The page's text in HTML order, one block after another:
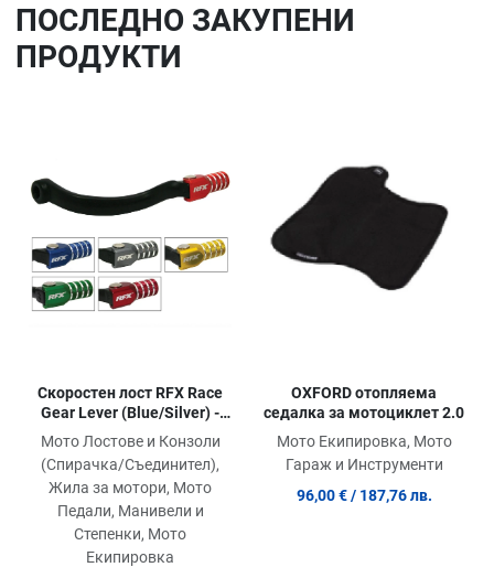
ПОСЛЕДНO ЗАКУПЕНИ
ПРОДУКТИ
Сравни продукт
Quick View
Скоростен лост RFX Race
Gear Lever (Blue/Silver) -
Beta Rev/Evo 125-300
Мото Лостове и Конзоли
(Спирачка/Съединител),
Жила за мотори, Мото
Педали, Манивели и
Степенки, Мото
Екипировка
OXFORD отопляема
седалка за мотоциклет 2.0
Мото Екипировка, Мото
Гараж и Инструменти
96,00 € / 187,76 лв.